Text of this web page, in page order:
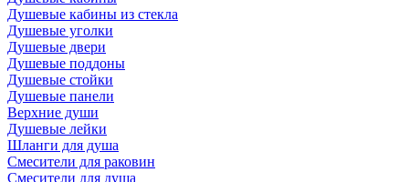
Душевые кабины из стекла
Душевые уголки
Душевые двери
Душевые поддоны
Душевые стойки
Душевые панели
Верхние души
Душевые лейки
Шланги для душа
Смесители для раковин
Смесители для душа